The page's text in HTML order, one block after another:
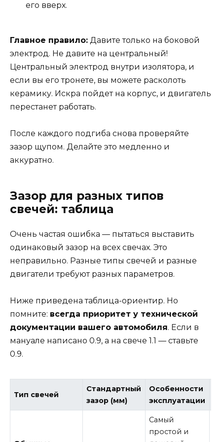
его вверх.
Главное правило: Давите только на боковой
электрод. Не давите на центральный!
Центральный электрод внутри изолятора, и
если вы его тронете, вы можете расколоть
керамику. Искра пойдет на корпус, и двигатель
перестанет работать.
После каждого подгиба снова проверяйте
зазор щупом. Делайте это медленно и
аккуратно.
Зазор для разных типов
свечей: таблица
Очень частая ошибка — пытаться выставить
одинаковый зазор на всех свечах. Это
неправильно. Разные типы свечей и разные
двигатели требуют разных параметров.
Ниже приведена таблица-ориентир. Но
помните: всегда приоритет у технической
документации вашего автомобиля. Если в
мануале написано 0.9, а на свече 1.1 — ставьте
0.9.
Тип свечей
Стандартный
зазор (мм)
Особенности
эксплуатации
Самый
простой и